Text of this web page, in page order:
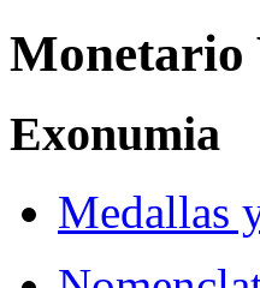
Exonumia
Medallas